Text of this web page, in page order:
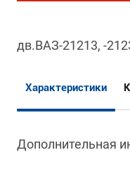
дв.ВАЗ-21213, -
Характеристики
Дополнительная